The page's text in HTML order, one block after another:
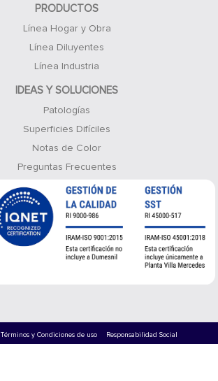
PRODUCTOS
Línea Hogar y Obra
Línea Diluyentes
Línea Industria
IDEAS Y SOLUCIONES
Patologías
Superficies Difíciles
Notas de Color
Preguntas Frecuentes
Términos y Condiciones de uso Responsabilidad Social